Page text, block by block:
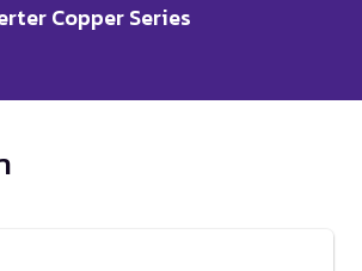
Copper Series